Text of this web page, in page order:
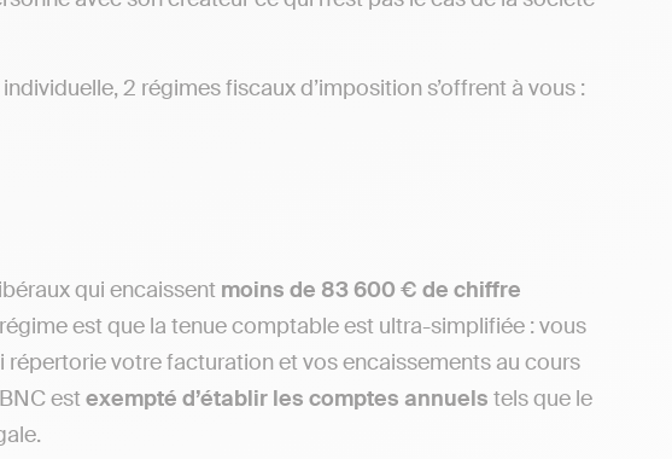
2 régimes fiscaux d’imposition s’offrent à vous :
qui encaissent moins de 83 600 € de chiffre
régime est que la tenue comptable est ultra-simplifiée : vous
répertorie votre facturation et vos encaissements au cours
est exempté d’établir les comptes annuels tels que le